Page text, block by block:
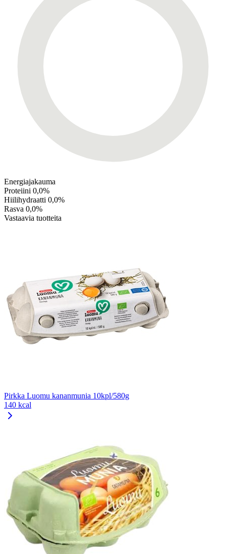
Energiajakauma
Proteiini 0,0%
Hiilihydraatti 0,0%
Rasva 0,0%
Vastaavia tuotteita
Pirkka Luomu kananmunia 10kpl/580g
140 kcal